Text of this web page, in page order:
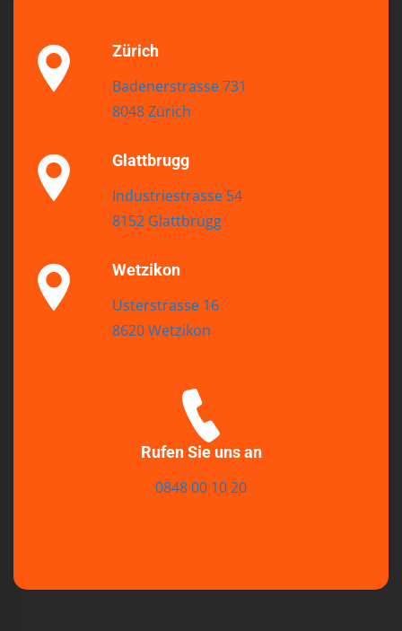
Zürich
Badenerstrasse 731
8048 Zürich
Glattbrugg
Industriestrasse 54
8152 Glattbrugg
Wetzikon
Usterstrasse 16
8620 Wetzikon
Rufen Sie uns an
0848 00 10 20